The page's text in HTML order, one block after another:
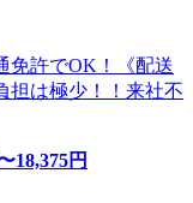
免許でOK！《配送
担は極少！！来社不
18,375円